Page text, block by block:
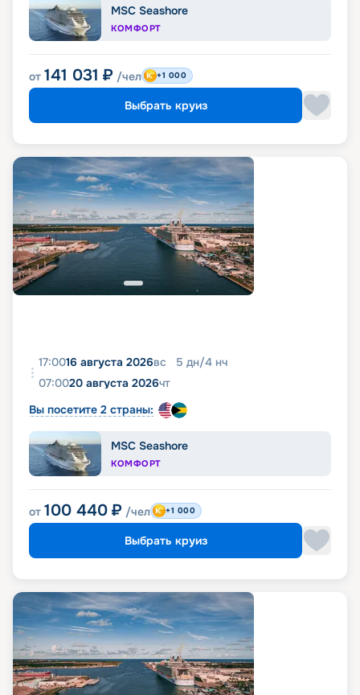
MSC Seashore
КОМФОРТ
от 141 031 ₽ /чел +1 000
Выбрать круиз
17:0016 августа 2026вс 5 дн/4 нч
07:0020 августа 2026чт
Вы посетите 2 страны:
MSC Seashore
КОМФОРТ
от 100 440 ₽ /чел +1 000
Выбрать круиз